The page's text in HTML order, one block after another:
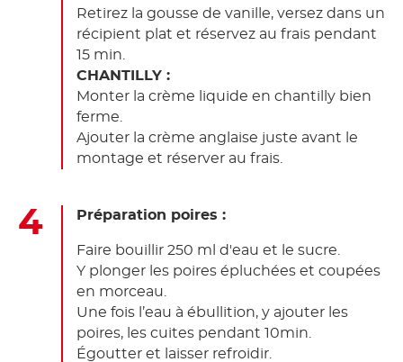
Retirez la gousse de vanille, versez dans un
récipient plat et réservez au frais pendant
15 min.
CHANTILLY :
Monter la crème liquide en chantilly bien
ferme.
Ajouter la crème anglaise juste avant le
montage et réserver au frais.
Préparation poires :
Faire bouillir 250 ml d'eau et le sucre.
Y plonger les poires épluchées et coupées
en morceau.
Une fois l’eau à ébullition, y ajouter les
poires, les cuites pendant 10min.
Égoutter et laisser refroidir.